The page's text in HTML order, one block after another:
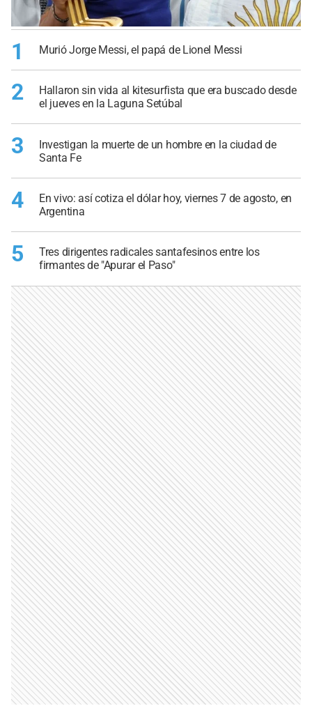
1 Murió Jorge Messi, el papá de Lionel Messi
2
Hallaron sin vida al kitesurfista que era buscado desde
el jueves en la Laguna Setúbal
3
Investigan la muerte de un hombre en la ciudad de
Santa Fe
4
En vivo: así cotiza el dólar hoy, viernes 7 de agosto, en
Argentina
5
Tres dirigentes radicales santafesinos entre los
firmantes de "Apurar el Paso"